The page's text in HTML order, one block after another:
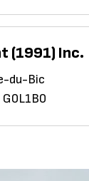
(1991) Inc.
du-Bic